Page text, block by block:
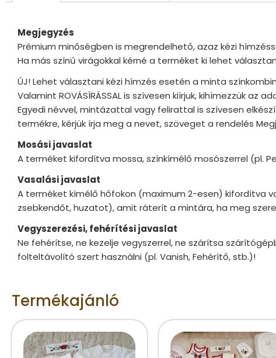
Megjegyzés
Prémium minőségben is megrendelhető, azaz kézi
Ha más színű virágokkal kérné a terméket ki lehet
ÚJ! Lehet választani kézi hímzés esetén a minta
Valamint ROVÁSÍRÁSSAL is szívesen kiírjuk, kihímezzük
Egyedi névvel, mintázattal vagy felirattal is szívesen
termékre, kérjük írja meg a nevet, szöveget a rendelés
Mosási javaslat
A terméket kifordítva mossa, színkímélő mosószerrel (pl.
Vasalási javaslat
A terméket kímélő hőfokon (maximum 2-esen) kifordítva
zsebkendőt, huzatot), amit ráterít a mintára, ha meg
Vegyszerezési, fehérítési javaslat
Ne fehérítse, ne kezelje vegyszerrel, ne szárítsa
folteltávolító szert használni (pl. Vanish, Fehérítő, stb.)!
Termékajánló